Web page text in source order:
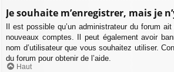
Je souhaite m’enregistrer, mais je
Il est possible qu’un administrateur du forum
nouveaux comptes. Il peut également avoir
nom d’utilisateur que vous souhaitez utiliser.
du forum pour obtenir de l’aide.
Haut